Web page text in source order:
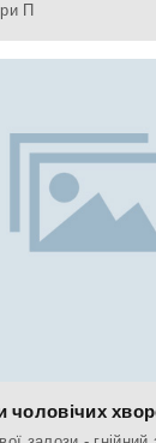
П
чоловічих